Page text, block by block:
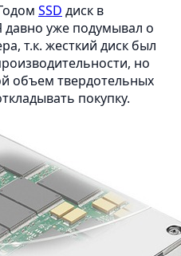
SSD диск в
уже подумывал о
т.к. жесткий диск был
но
объем твердотельных
покупку.